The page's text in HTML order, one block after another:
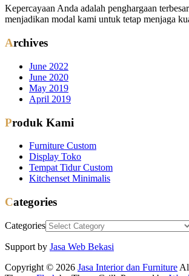
Kepercayaan Anda adalah penghargaan
menjadikan modal kami untuk tetap menjaga
Archives
June 2022
June 2020
May 2019
April 2019
Produk Kami
Furniture Custom
Display Toko
Tempat Tidur Custom
Kitchenset Minimalis
Categories
Categories
Support by Jasa Web Bekasi
Copyright © 2026 Jasa Interior dan Furniture